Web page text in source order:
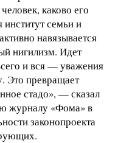
каково его
семьи и
навязывается
нигилизм. Идет
и вся — уважения
Это превращает
стадо», — сказал
журналу «Фома» в
законопроекта